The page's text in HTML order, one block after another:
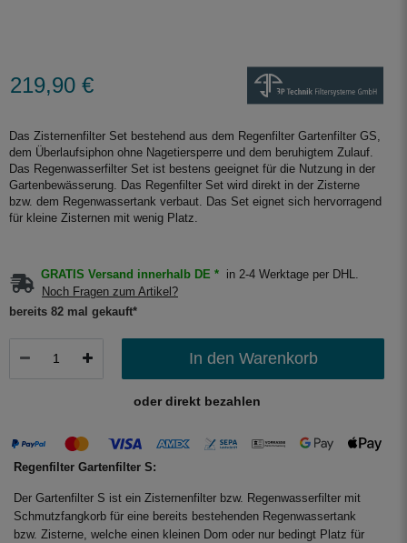
219,90 €
Das Zisternenfilter Set bestehend aus dem Regenfilter Gartenfilter GS,
dem Überlaufsiphon ohne Nagetiersperre und dem beruhigtem Zulauf.
Das Regenwasserfilter Set ist bestens geeignet für die Nutzung in der
Gartenbewässerung. Das Regenfilter Set wird direkt in der Zisterne
bzw. dem Regenwassertank verbaut. Das Set eignet sich hervorragend
für kleine Zisternen mit wenig Platz.
GRATIS Versand innerhalb DE *
in 2-4 Werktage per DHL.
Noch Fragen zum Artikel?
bereits 82 mal gekauft*
In den Warenkorb
oder direkt bezahlen
Regenfilter Gartenfilter S:
Der Gartenfilter S ist ein Zisternenfilter bzw. Regenwasserfilter mit
Schmutzfangkorb für eine bereits bestehenden Regenwassertank
bzw. Zisterne, welche einen kleinen Dom oder nur bedingt Platz für